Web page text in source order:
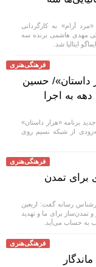
«مرد آرام» به کارگردانی
مهدی هاشمی برنده سه
ایتالیا شد.
فرهنگی‌هنری
داستان»/ حسین
به اجرا
برنامه «هزار داستان»
از شبکه نسیم روی
فرهنگی‌هنری
برای تمدن
رسانه گفت: اربعین
و تمدن‌ساز برای ما و تهدید
به حساب می‌آید.
فرهنگی‌هنری